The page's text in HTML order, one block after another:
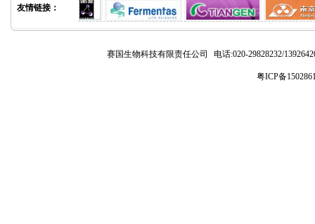
友情链接：
赛国生物科技有限责任公司 电话:020-29828232/
粤ICP备